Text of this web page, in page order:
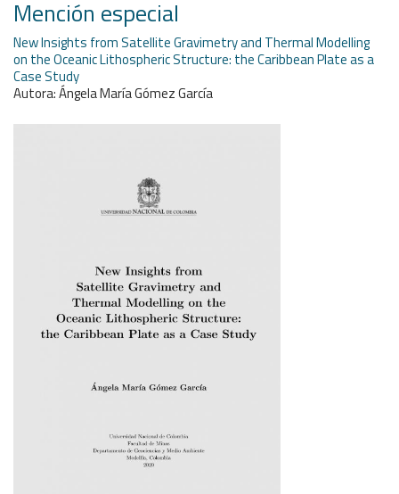
Mención especial
New Insights from Satellite Gravimetry and Thermal Modelling
on the Oceanic Lithospheric Structure: the Caribbean Plate as a
Case Study
Autora: Ángela María Gómez García